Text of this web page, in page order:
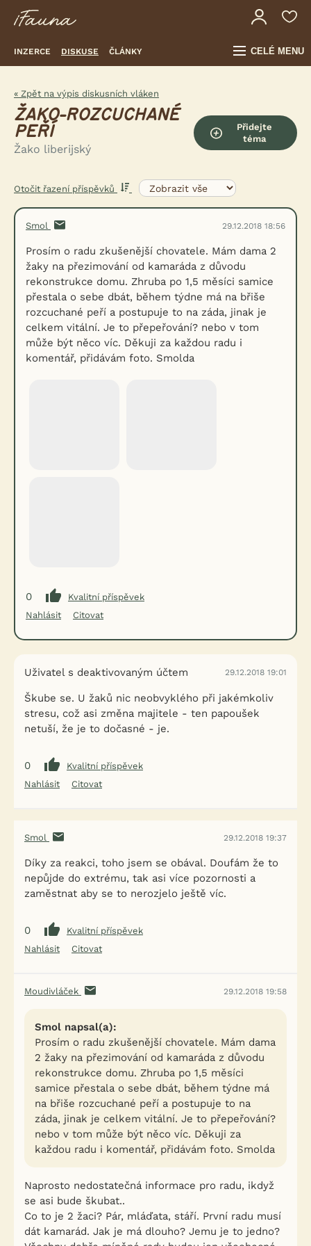
INZERCE DISKUSE ČLÁNKY CELÉ MENU
« Zpět na výpis diskusních vláken
ŽAKO-ROZCUCHANÉ
PEŘÍ
Žako liberijský
Přidejte
téma
Otočit řazení příspěvků
Smol 29.12.2018 18:56
Prosím o radu zkušenější chovatele. Mám dama 2
žaky na přezimování od kamaráda z důvodu
rekonstrukce domu. Zhruba po 1,5 měsíci samice
přestala o sebe dbát, během týdne má na břiše
rozcuchané peří a postupuje to na záda, jinak je
celkem vitální. Je to přepeřování? nebo v tom
může být něco víc. Děkuji za každou radu i
komentář, přidávám foto. Smolda
0
Kvalitní příspěvek
Nahlásit
Citovat
Uživatel s deaktivovaným účtem 29.12.2018 19:01
Škube se. U žaků nic neobvyklého při jakémkoliv
stresu, což asi změna majitele - ten papoušek
netuší, že je to dočasné - je.
0
Kvalitní příspěvek
Nahlásit
Citovat
Smol 29.12.2018 19:37
Díky za reakci, toho jsem se obával. Doufám že to
nepůjde do extrému, tak asi více pozornosti a
zaměstnat aby se to nerozjelo ještě víc.
0
Kvalitní příspěvek
Nahlásit
Citovat
Moudivláček 29.12.2018 19:58
Smol napsal(a):
Prosím o radu zkušenější chovatele. Mám dama
2 žaky na přezimování od kamaráda z důvodu
rekonstrukce domu. Zhruba po 1,5 měsíci
samice přestala o sebe dbát, během týdne má
na břiše rozcuchané peří a postupuje to na
záda, jinak je celkem vitální. Je to přepeřování?
nebo v tom může být něco víc. Děkuji za
každou radu i komentář, přidávám foto. Smolda
Naprosto nedostatečná informace pro radu, ikdyž
se asi bude škubat..
Co to je 2 žaci? Pár, mláďata, stáří. První radu musí
dát kamarád. Jak je má dlouho? Jemu je to jedno?